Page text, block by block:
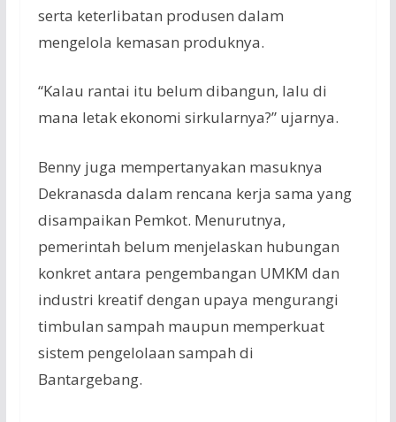
serta keterlibatan produsen dalam
mengelola kemasan produknya.
“Kalau rantai itu belum dibangun, lalu di
mana letak ekonomi sirkularnya?” ujarnya.
Benny juga mempertanyakan masuknya
Dekranasda dalam rencana kerja sama yang
disampaikan Pemkot. Menurutnya,
pemerintah belum menjelaskan hubungan
konkret antara pengembangan UMKM dan
industri kreatif dengan upaya mengurangi
timbulan sampah maupun memperkuat
sistem pengelolaan sampah di
Bantargebang.